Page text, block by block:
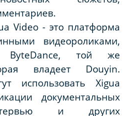
Video - это платформа
видеороликами,
ByteDance, той же
владеет Douyin.
использовать Xigua
документальных
и других